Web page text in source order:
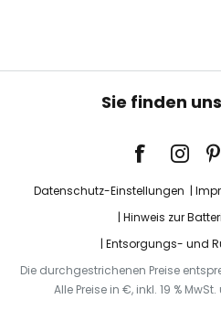
Sie finden
Datenschutz-Einstellungen
Hinweis zur
Entsorgungs- und
Die durchgestrichenen Preise
Alle Preise in €, inkl. 19 %